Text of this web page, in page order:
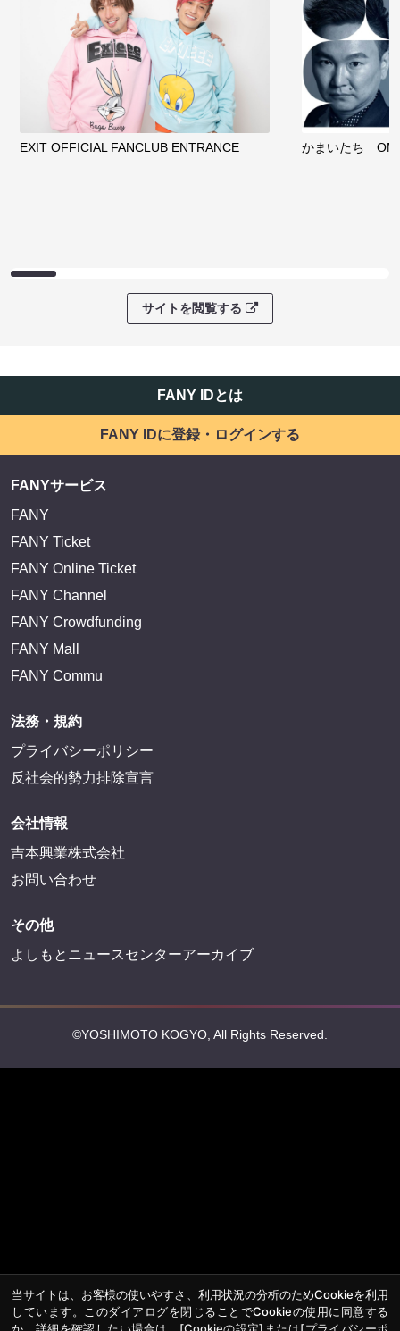
EXIT OFFICIAL FANCLUB ENTRANCE かまいたち
サイトを閲覧する
FANY IDとは
FANY IDに登録・ログインする
FANYサービス
FANY
FANY Ticket
FANY Online Ticket
FANY Channel
FANY Crowdfunding
FANY Mall
FANY Commu
法務・規約
プライバシーポリシー
反社会的勢力排除宣言
会社情報
吉本興業株式会社
お問い合わせ
その他
よしもとニュースセンターアーカイブ
©YOSHIMOTO KOGYO, All Rights Reserved.
当サイトは、お客様の使いやすさ、利用状況の分析のためCookieを利用
しています。このダイアログを閉じることでCookieの使用に同意する